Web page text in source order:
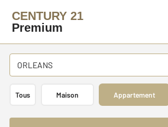
CENTURY 21
Premium
ORLEANS
Tous Maison Appartement